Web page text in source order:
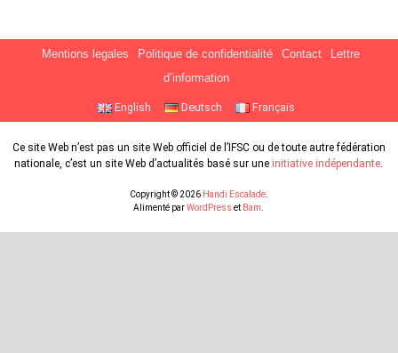
Mentions legales Politique de confidentialité Contact
Lettre
d’information
English Deutsch Français
Ce site Web n’est pas un site Web officiel de l’IFSC ou de toute autre fédération
nationale, c’est un site Web d’actualités basé sur une initiative indépendante.
Copyright © 2026 Handi Escalade.
Alimenté parWordPress et Bam.